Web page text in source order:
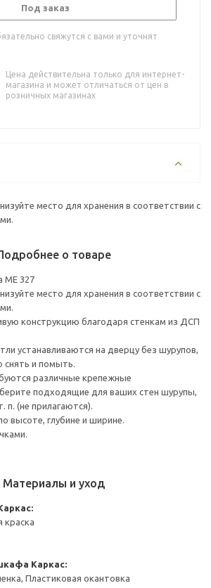
Под заказ
свяжутся с вами и уточнят
Цена действительна только для интернет-
магазина и может отличаться от цен в
розничных магазинах
место для хранения в соответствии с
о товаре
ME 327
место для хранения в соответствии с
конструкцию благодаря стенкам из ДСП
устанавливаются на дверцу без шурупов,
снять и помыть.
различные крепежные
подходящие для ваших стен шурупы,
п. (не прилагаются).
высоте, глубине и ширине.
Материалы и уход
краска
Каркас:
Пластиковая окантовка